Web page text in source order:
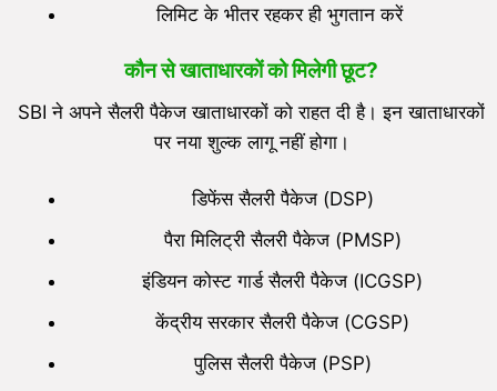
लिमिट के भीतर रहकर ही भुगतान करें
कौन से खाताधारकों को मिलेगी छूट?
SBI ने अपने सैलरी पैकेज खाताधारकों को राहत दी है। इन खाताधारकों
पर नया शुल्क लागू नहीं होगा।
डिफेंस सैलरी पैकेज (DSP)
पैरा मिलिट्री सैलरी पैकेज (PMSP)
इंडियन कोस्ट गार्ड सैलरी पैकेज (ICGSP)
केंद्रीय सरकार सैलरी पैकेज (CGSP)
पुलिस सैलरी पैकेज (PSP)